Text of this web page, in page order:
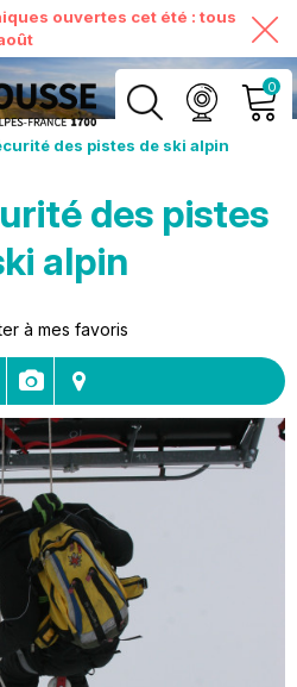
ouvertes cet été : tous
0
MON COMPTE
VOIR MON PANIER
des pistes de ski alpin
des pistes
alpin
à mes favoris